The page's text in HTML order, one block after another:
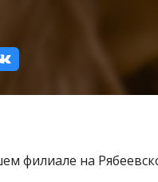
филиале на